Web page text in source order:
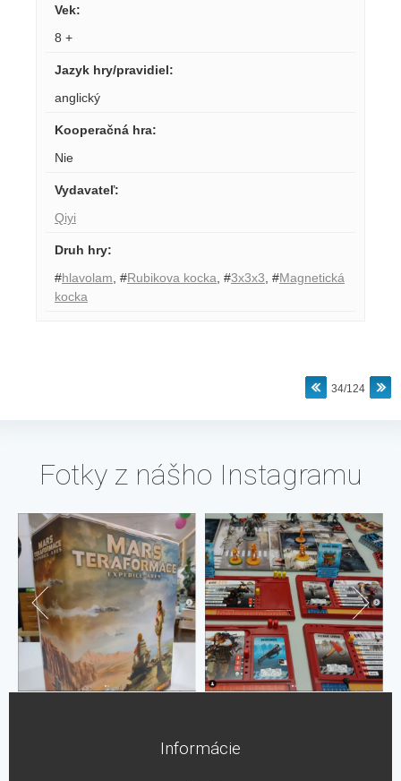
Vek:
8 +
Jazyk hry/pravidiel:
anglický
Kooperačná hra:
Nie
Vydavateľ:
Qiyi
Druh hry:
#hlavolam #Rubikova kocka #3x3x3 #Magnetická
kocka
34/124
Fotky z nášho Instagramu
Informácie